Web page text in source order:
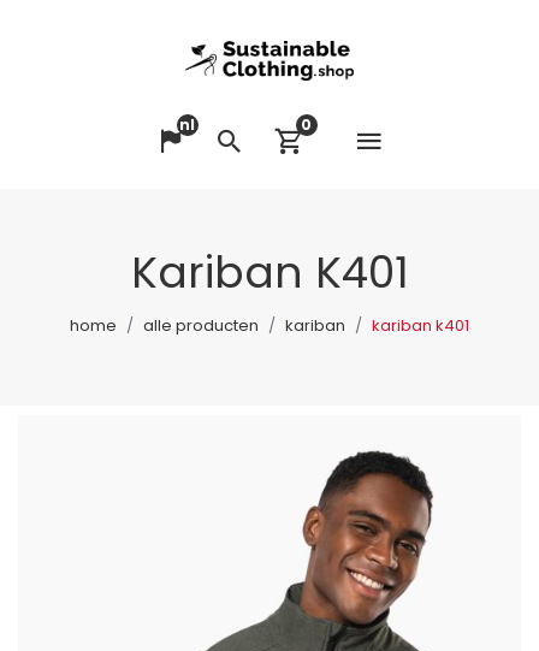
Taal veranderen
nl
ZoekenWinkelwagen
0
Kariban K401
home alle producten kariban kariban k401